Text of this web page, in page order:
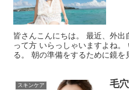
皆さんこんにちは。 最近、外
って方 いらっしゃいますよね
る。 朝の準備をするために鏡
スキンケア 毛